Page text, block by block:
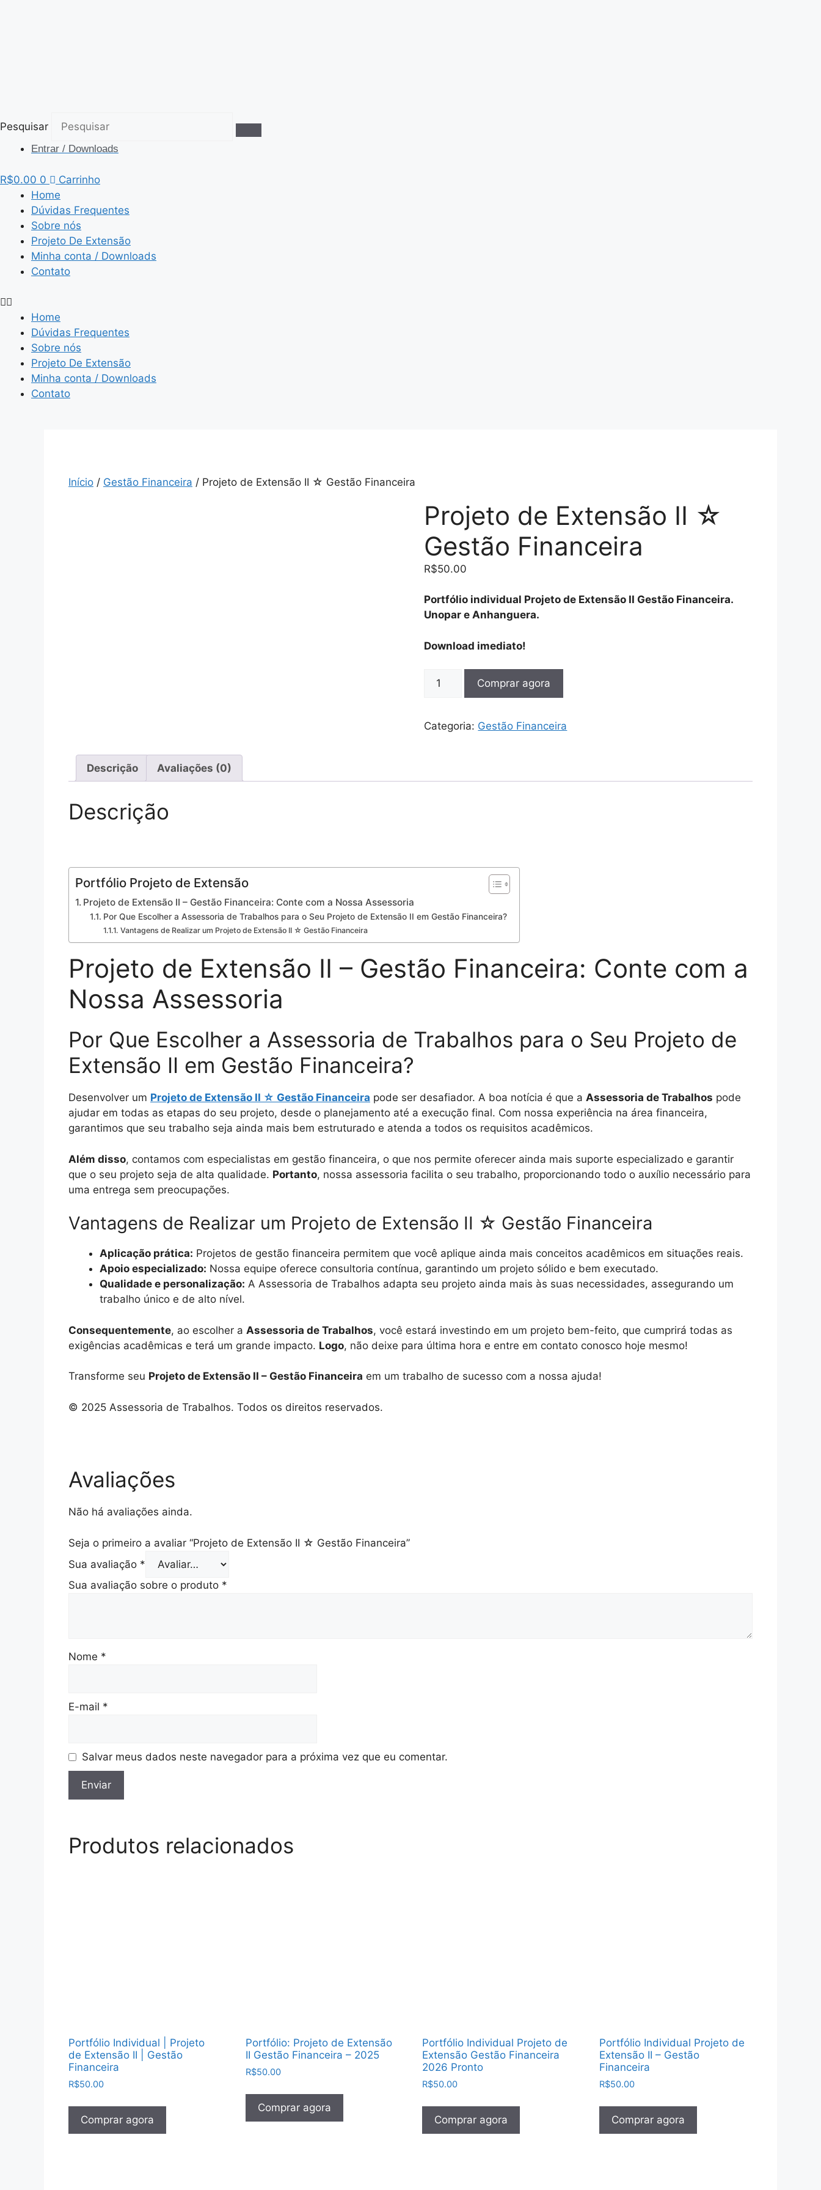
Pesquisar
Entrar / Downloads
R$0.00 0
Carrinho
Home
Dúvidas Frequentes
Sobre nós
Projeto De Extensão
Minha conta / Downloads
Contato
Home
Dúvidas Frequentes
Sobre nós
Projeto De Extensão
Minha conta / Downloads
Contato
Início / Gestão Financeira / Projeto de Extensão II ☆ Gestão Financeira
Projeto de Extensão II ☆
Gestão Financeira
R$50.00
Portfólio individual Projeto de Extensão II Gestão Financeira.
Unopar e Anhanguera.
Download imediato!
Projeto
II
quantidade
Comprar agora
Categoria: Gestão Financeira
Descrição Avaliações (0)
Descrição
Portfólio Projeto de Extensão
Projeto de Extensão II – Gestão Financeira: Conte com a Nossa Assessoria
Por Que Escolher a Assessoria de Trabalhos para o Seu Projeto de Extensão II em Gestão Financeira?
Vantagens de Realizar um Projeto de Extensão II ☆ Gestão Financeira
Projeto de Extensão II – Gestão Financeira: Conte com a
Nossa Assessoria
Por Que Escolher a Assessoria de Trabalhos para o Seu Projeto de
Extensão II em Gestão Financeira?
Desenvolver um Projeto de Extensão II ☆ Gestão Financeira pode ser desafiador. A boa notícia é que a Assessoria de Trabalhos pode
ajudar em todas as etapas do seu projeto, desde o planejamento até a execução final. Com nossa experiência na área financeira,
garantimos que seu trabalho seja ainda mais bem estruturado e atenda a todos os requisitos acadêmicos.
Além disso, contamos com especialistas em gestão financeira, o que nos permite oferecer ainda mais suporte especializado e garantir
que o seu projeto seja de alta qualidade. Portanto, nossa assessoria facilita o seu trabalho, proporcionando todo o auxílio necessário para
uma entrega sem preocupações.
Vantagens de Realizar um Projeto de Extensão II ☆ Gestão Financeira
Aplicação prática: Projetos de gestão financeira permitem que você aplique ainda mais conceitos acadêmicos em situações reais.
Apoio especializado: Nossa equipe oferece consultoria contínua, garantindo um projeto sólido e bem executado.
Qualidade e personalização: A Assessoria de Trabalhos adapta seu projeto ainda mais às suas necessidades, assegurando um
trabalho único e de alto nível.
Consequentemente, ao escolher a Assessoria de Trabalhos, você estará investindo em um projeto bem-feito, que cumprirá todas as
exigências acadêmicas e terá um grande impacto. Logo, não deixe para última hora e entre em contato conosco hoje mesmo!
Transforme seu Projeto de Extensão II – Gestão Financeira em um trabalho de sucesso com a nossa ajuda!
© 2025 Assessoria de Trabalhos. Todos os direitos reservados.
Avaliações
Não há avaliações ainda.
Seja o primeiro a avaliar “Projeto de Extensão II ☆ Gestão Financeira”
Sua avaliação *
Sua avaliação sobre o produto *
Nome *
E-mail *
Salvar meus dados neste navegador para a próxima vez que eu comentar.
Produtos relacionados
Portfólio Individual | Projeto
de Extensão II | Gestão
Financeira
R$50.00
Comprar agora
Portfólio: Projeto de Extensão
II Gestão Financeira – 2025
R$50.00
Comprar agora
Portfólio Individual Projeto de
Extensão Gestão Financeira
2026 Pronto
R$50.00
Comprar agora
Portfólio Individual Projeto de
Extensão II – Gestão
Financeira
R$50.00
Comprar agora